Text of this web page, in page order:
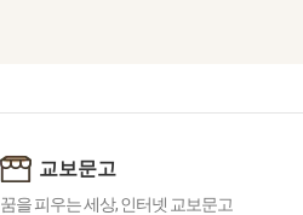
교보문고
꿈을 피우는 세상, 인터넷 교보문고